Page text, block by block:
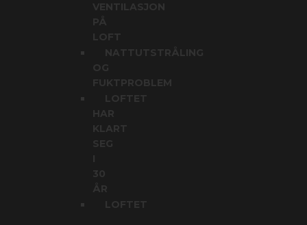
VENTILASJON
PÅ
NATTUTSTRÅLING
FUKTPROBLEM
HAR
KLART
30
ÅR